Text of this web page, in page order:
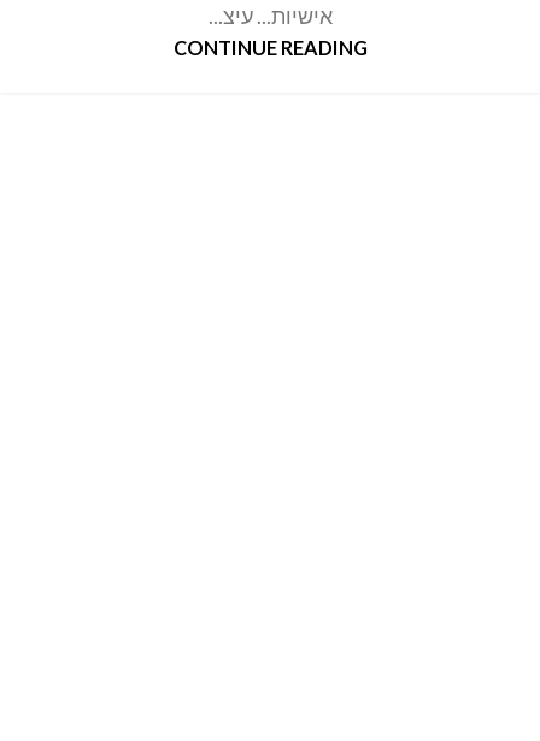
אישיות... עיצ...
CONTINUE READING